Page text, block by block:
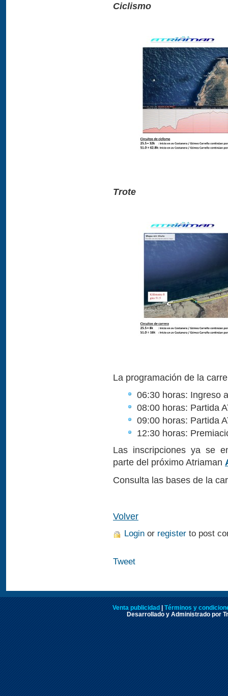
Ciclismo
Trote
La programación de la
06:30 horas: Ingreso
08:00 horas: Partida
09:00 horas: Partida
12:30 horas:
Las inscripciones ya se
parte del próximo Atriaman
Consulta las bases de la
Volver
Login or register to post
Tweet
Venta publicidad | Términos y
Desarrollado y Administrado por